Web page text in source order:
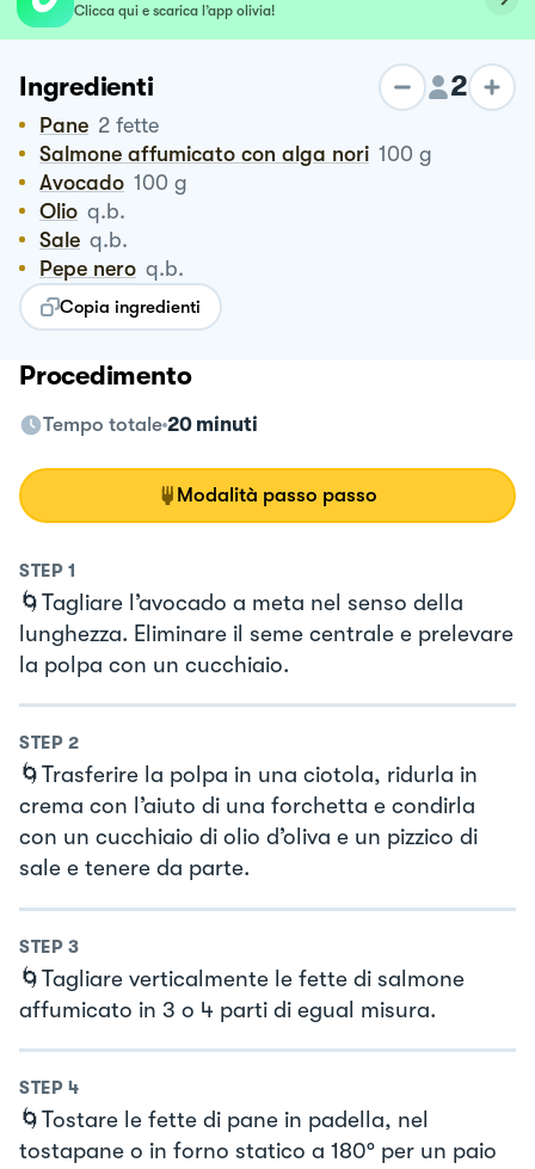
Clicca qui e scarica l’app olivia!
Ingredienti 2
Pane 2 fette
Salmone affumicato con alga nori 100 g
Avocado 100 g
Olio q.b.
Sale q.b.
Pepe nero q.b.
Copia ingredienti
Procedimento
Tempo totale 20 minuti
Modalità passo passo
STEP 1
🌀Tagliare l’avocado a meta nel senso della
lunghezza. Eliminare il seme centrale e prelevare
la polpa con un cucchiaio.
STEP 2
🌀Trasferire la polpa in una ciotola, ridurla in
crema con l’aiuto di una forchetta e condirla
con un cucchiaio di olio d’oliva e un pizzico di
sale e tenere da parte.
STEP 3
🌀Tagliare verticalmente le fette di salmone
affumicato in 3 o 4 parti di egual misura.
STEP 4
🌀Tostare le fette di pane in padella, nel
tostapane o in forno statico a 180° per un paio